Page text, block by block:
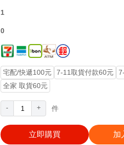
1
0
宅配/快遞100元 7-11取貨付款60元
全家 取貨60元
- + 件
立即購買 加